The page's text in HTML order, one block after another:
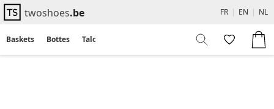
twoshoes.be FR | EN | NL
Baskets Bottes Talons